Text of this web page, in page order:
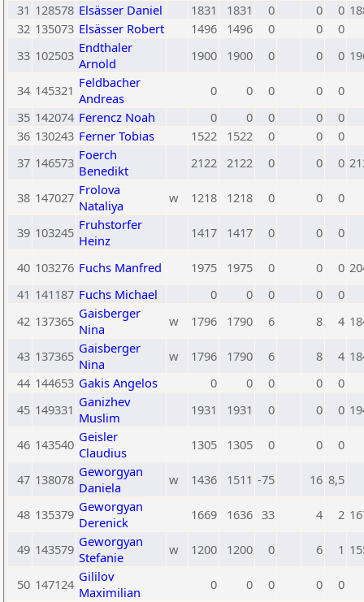
31 128578 Elsässer Daniel 1831 1831 0 0 0
32 135073 Elsässer Robert 1496 1496 0 0
0
33 102503 Endthaler
Arnold
1900 1900 0 0 0
34 145321 Feldbacher
Andreas
0 0 0 0
0
35 142074 Ferencz Noah 0 0 0 0
0
36 130243 Ferner Tobias 1522 1522 0 0
0
37 146573 Foerch
Benedikt
2122 2122 0 0 0
38 147027 Frolova
Nataliya
w 1218 1218 0 0 0
39 103245 Fruhstorfer
Heinz
1417 1417 0 0 0
40 103276 Fuchs Manfred 1975 1975 0 0 0
41 141187 Fuchs Michael 0 0 0 0
0
42 137365 Gaisberger
Nina
w 1796 1790 6 8 4
43 137365 Gaisberger
Nina
w 1796 1790 6 8 4
44 144653 Gakis Angelos 0 0 0 0
0
45 149331 Ganizhev
Muslim
1931 1931 0 0 0
46 143540 Geisler
Claudius
1305 1305 0 0 0
47 138078 Geworgyan
Daniela
w 1436 1511 -75 16 8,5
48 135379 Geworgyan
Derenick
1669 1636 33 4 2
49 143579 Geworgyan
Stefanie
w 1200 1200 0 6 1
50 147124 Gililov
Maximilian
0 0 0 0
0